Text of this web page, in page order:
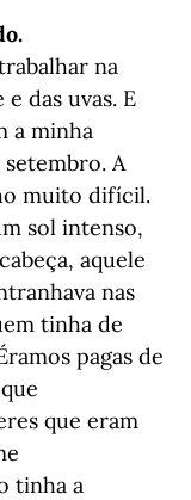
na
das uvas. E
a minha
A
muito difícil.
sol intenso,
aquele
nas
tinha de
pagas de
que eram
tinha a